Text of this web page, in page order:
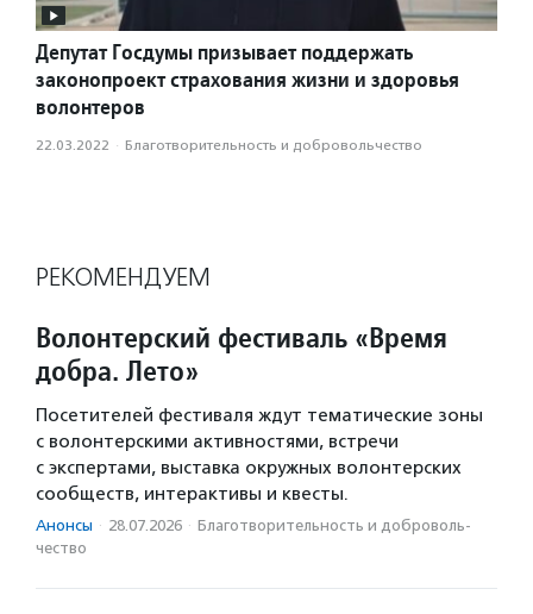
Депутат Госдумы призывает поддержать
законопроект страхования жизни и здоровья
волонтеров
22.03.2022 · Благотвори­тель­ность и доброволь­чест­во
РЕКОМЕНДУЕМ
Волонтерский фестиваль «Время
добра. Лето»
Посетителей фестиваля ждут тематические зоны
с волонтерскими активностями, встречи
с экспертами, выставка окружных волонтерских
сообществ, интерактивы и квесты.
Анонсы · 28.07.2026 · Благотвори­тель­ность и доброволь­
чест­во